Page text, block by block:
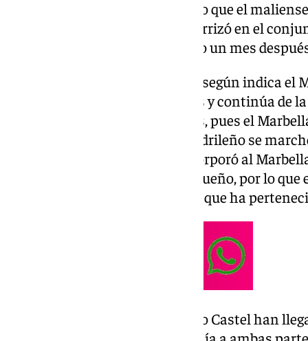
delantero tuvo el mismo destino que el
refuerzo de mayor categoría aterrizó en el
embargo, ha quedado rescindido un mes
El motivo es meramente físico, según indica el
marchó lesionado de Martiricos y continúa de
mayores esos problemas físicos, pues el
vinculación con el ariete. El madrileño se
mercado y poco después se incorporó al
solo minuto en el cuadro malagueño, por lo
intrascendental en el mes en el que ha
«El Marbella Fútbol Club y Sergio Castel han